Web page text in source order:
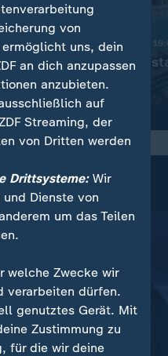
Nachrichten | heute
Schwimmbad
Video1:49
veröffentlicht
FAQ
von
uns, dein
an dich anzupassen
anzubieten.
auf
Streaming, der
von Dritten werden
Drittsysteme:Wir
Dienste von
um das Teilen
welche Zwecke wir
verarbeiten dürfen.
genutztes Gerät. Mit
Zustimmung zu
für die wir deine